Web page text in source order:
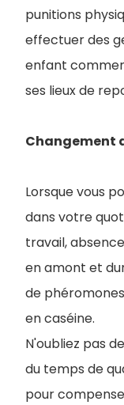
punitions
effectuer des
enfant
ses lieux de
Changement
Lorsque vous
dans votre
travail,
en amont et
de
en caséine.
N'oubliez pas
du temps de
pour